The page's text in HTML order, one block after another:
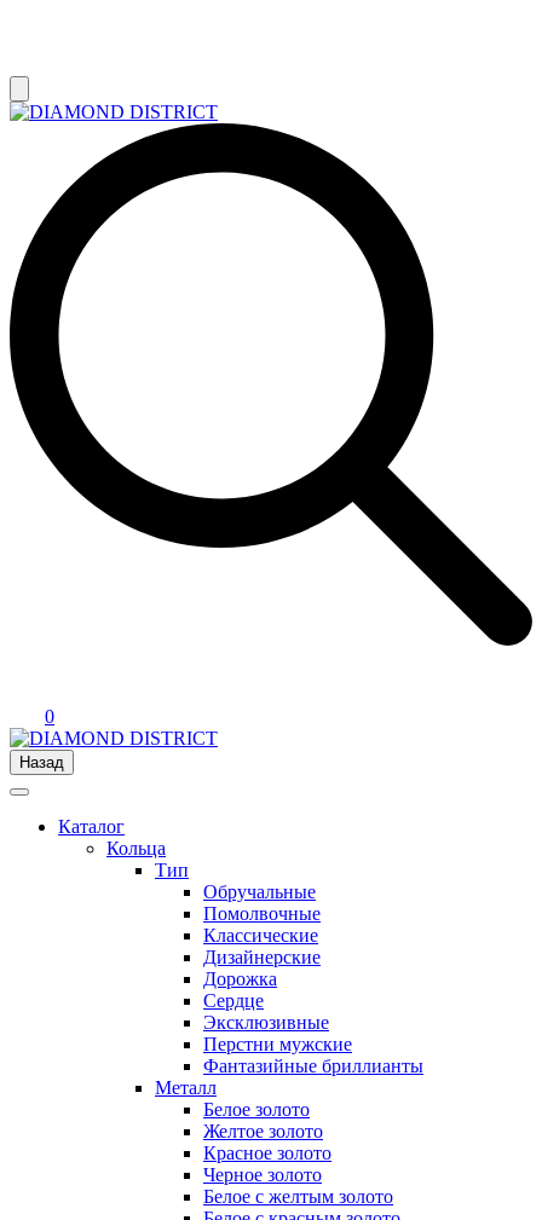
0
Назад
Каталог
Кольца
Тип
Обручальные
Помолвочные
Классические
Дизайнерские
Дорожка
Сердце
Эксклюзивные
Перстни мужские
Фантазийные бриллианты
Металл
Белое золото
Желтое золото
Красное золото
Черное золото
Белое с желтым золото